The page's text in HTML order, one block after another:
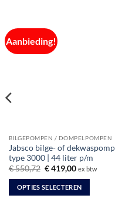
Aanbieding!
BILGEPOMPEN / DOMPELPOMPEN
Jabsco bilge- of dekwaspomp
type 3000 | 44 liter p/m
€550,72 Oorspronkelijke
was:
€ 550,72.
€419,00Huidige
is:
€ 419,00.
ex btw
OPTIES SELECTEREN